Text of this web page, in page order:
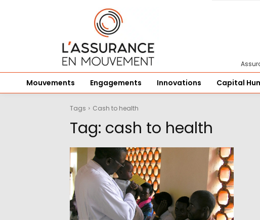
Mouvements Engagements Innovations Capital
Tags Cash to health
Tag: cash to health